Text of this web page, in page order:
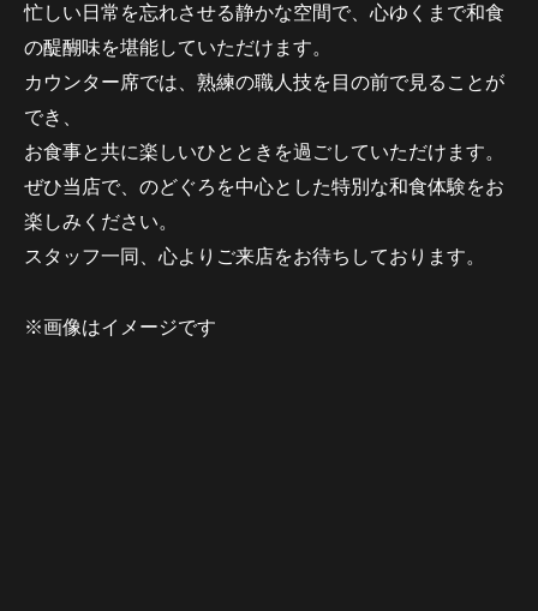
忙しい日常を忘れさせる静かな空間で、心ゆくまで和食
の醍醐味を堪能していただけます。
カウンター席では、熟練の職人技を目の前で見ることが
でき、
お食事と共に楽しいひとときを過ごしていただけます。
ぜひ当店で、のどぐろを中心とした特別な和食体験をお
楽しみください。
スタッフ一同、心よりご来店をお待ちしております。
※画像はイメージです